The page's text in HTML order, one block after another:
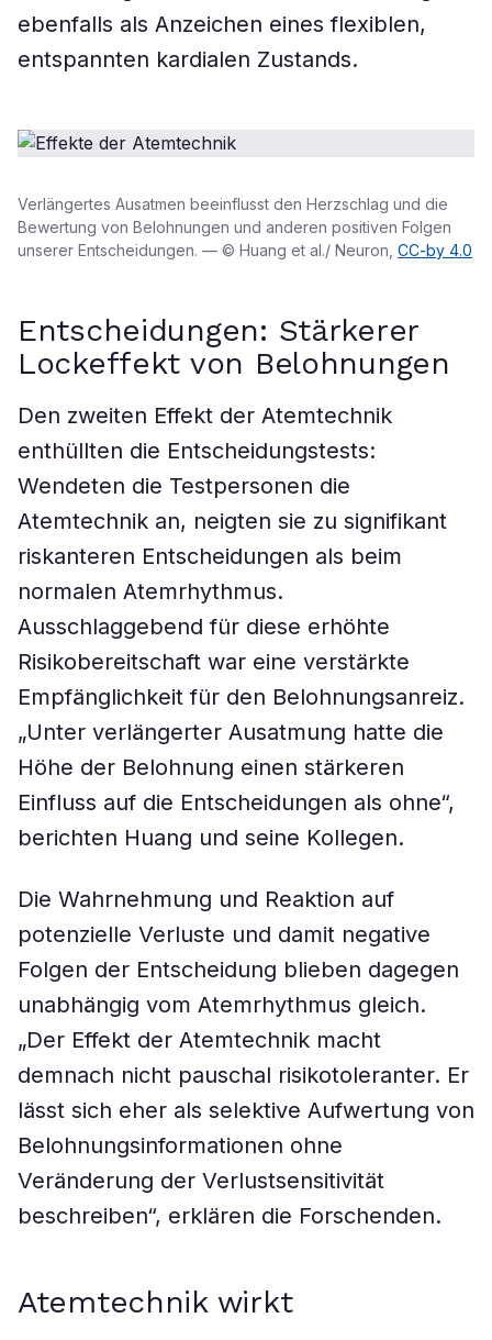
ebenfalls als Anzeichen eines flexiblen,
entspannten kardialen Zustands.
Verlängertes Ausatmen beeinflusst den Herzschlag und die
Bewertung von Belohnungen und anderen positiven Folgen
unserer Entscheidungen. — © Huang et al./ Neuron, CC-by 4.0
Entscheidungen: Stärkerer
Lockeffekt von Belohnungen
Den zweiten Effekt der Atemtechnik
enthüllten die Entscheidungstests:
Wendeten die Testpersonen die
Atemtechnik an, neigten sie zu signifikant
riskanteren Entscheidungen als beim
normalen Atemrhythmus.
Ausschlaggebend für diese erhöhte
Risikobereitschaft war eine verstärkte
Empfänglichkeit für den Belohnungsanreiz.
„Unter verlängerter Ausatmung hatte die
Höhe der Belohnung einen stärkeren
Einfluss auf die Entscheidungen als ohne“,
berichten Huang und seine Kollegen.
Die Wahrnehmung und Reaktion auf
potenzielle Verluste und damit negative
Folgen der Entscheidung blieben dagegen
unabhängig vom Atemrhythmus gleich.
„Der Effekt der Atemtechnik macht
demnach nicht pauschal risikotoleranter. Er
lässt sich eher als selektive Aufwertung von
Belohnungsinformationen ohne
Veränderung der Verlustsensitivität
beschreiben“, erklären die Forschenden.
Atemtechnik wirkt